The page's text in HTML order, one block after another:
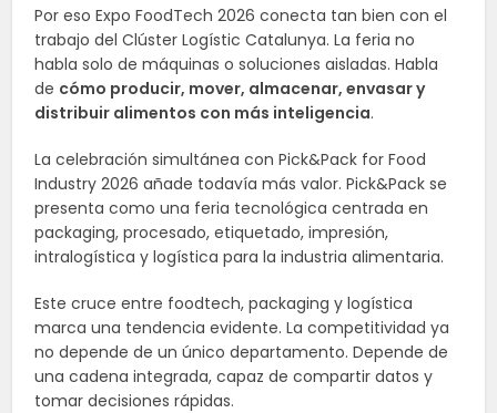
Por eso Expo FoodTech 2026 conecta tan bien con el
trabajo del Clúster Logístic Catalunya. La feria no
habla solo de máquinas o soluciones aisladas. Habla
de cómo producir, mover, almacenar, envasar y
distribuir alimentos con más inteligencia.
La celebración simultánea con Pick&Pack for Food
Industry 2026 añade todavía más valor. Pick&Pack se
presenta como una feria tecnológica centrada en
packaging, procesado, etiquetado, impresión,
intralogística y logística para la industria alimentaria.
Este cruce entre foodtech, packaging y logística
marca una tendencia evidente. La competitividad ya
no depende de un único departamento. Depende de
una cadena integrada, capaz de compartir datos y
tomar decisiones rápidas.